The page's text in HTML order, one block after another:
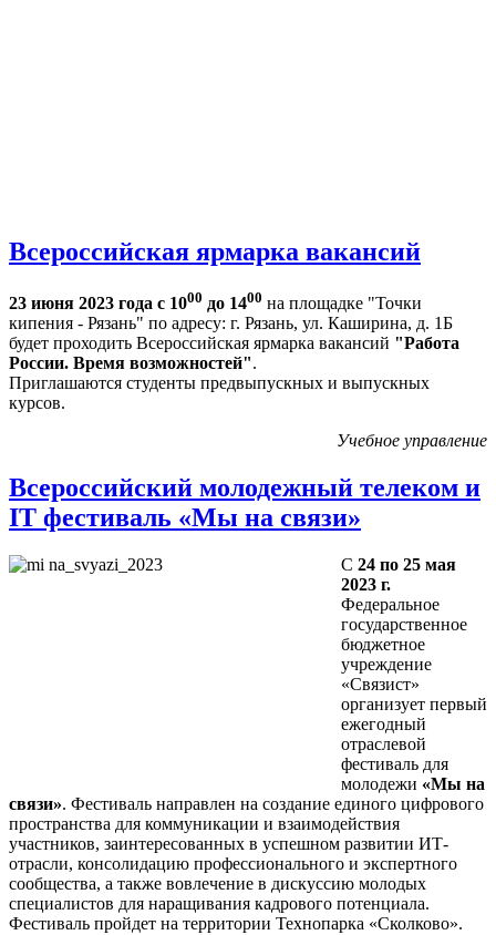
Всероссийская ярмарка вакансий
23 июня 2023 года с 1000 до 1400 на площадке "Точки
кипения - Рязань" по адресу: г. Рязань, ул. Каширина, д. 1Б
будет проходить Всероссийская ярмарка вакансий "Работа
России. Время возможностей".
Приглашаются студенты предвыпускных и выпускных
курсов.
Учебное управление
Всероссийский молодежный телеком и
IT фестиваль «Мы на связи»
С 24 по 25 мая
2023 г.
Федеральное
государственное
бюджетное
учреждение
«Связист»
организует первый
ежегодный
отраслевой
фестиваль для
молодежи «Мы на
связи». Фестиваль направлен на создание единого цифрового
пространства для коммуникации и взаимодействия
участников, заинтересованных в успешном развитии ИТ-
отрасли, консолидацию профессионального и экспертного
сообщества, а также вовлечение в дискуссию молодых
специалистов для наращивания кадрового потенциала.
Фестиваль пройдет на территории Технопарка «Сколково».